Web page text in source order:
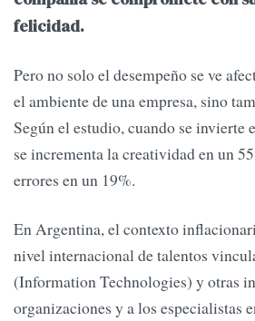
felicidad.
Pero no solo el desempeño se ve
el ambiente de una empresa, sino
Según el estudio, cuando se invierte
se incrementa la creatividad en un
errores en un 19%.
En Argentina, el contexto
nivel internacional de talentos
(Information Technologies) y otras
organizaciones y a los especialistas